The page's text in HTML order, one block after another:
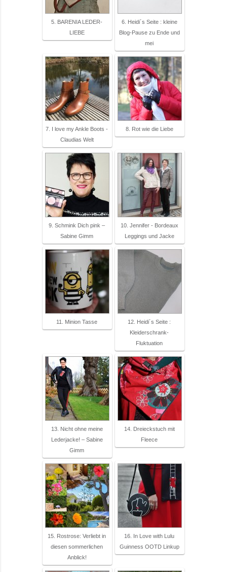
5. BARENIA LEDER-
LIEBE
6. Heidi´s Seite : kleine
Blog-Pause zu Ende und
mei
7. I love my Ankle Boots -
Claudias Welt
8. Rot wie die Liebe
9. Schmink Dich pink –
Sabine Gimm
10. Jennifer - Bordeaux
Leggings und Jacke
11. Minion Tasse
12. Heidi´s Seite :
Kleiderschrank-
Fluktuation
13. Nicht ohne meine
Lederjacke! – Sabine
Gimm
14. Dreieckstuch mit
Fleece
15. Rostrose: Verliebt in
diesen sommerlichen
Anblick!
16. In Love with Lulu
Guinness OOTD Linkup